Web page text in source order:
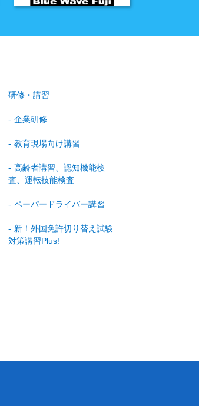
研修・講習
企業研修
教育現場向け講習
高齢者講習、認知機能検
査、運転技能検査
ペーパードライバー講習
新！外国免許切り替え試験
対策講習Plus!